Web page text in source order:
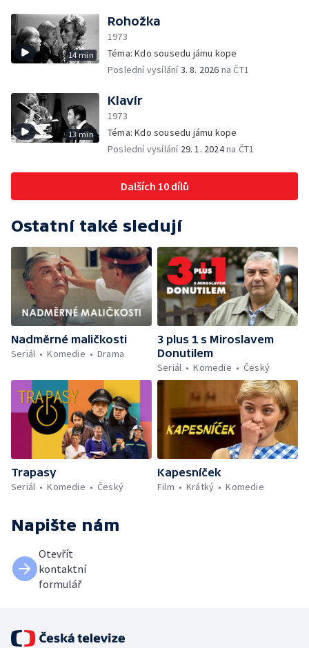
14 min
Rohožka
1973
Téma: Kdo sousedu jámu kope
Poslední vysílání3. 8. 2026 na ČT1
13 min
Klavír
1973
Téma: Kdo sousedu jámu kope
Poslední vysílání 29. 1. 2024na ČT1
Dalších 10 dílů
Ostatní také sledují
Nadměrné maličkosti
Seriál
Komedie Drama
3 plus 1 s Miroslavem
Donutilem
Seriál
Komedie Český
Trapasy
Seriál
Komedie Český
Kapesníček
Film
Krátký Komedie
Napište nám
Otevřít
kontaktní
formulář